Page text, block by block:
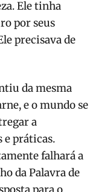
Ele tinha
por seus
precisava de
da mesma
e o mundo se
a
e práticas.
falhará a
da Palavra de